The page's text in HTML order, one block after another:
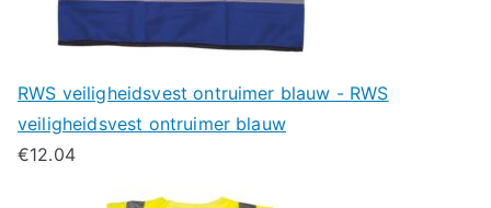
RWS veiligheidsvest ontruimer blauw - RWS
veiligheidsvest ontruimer blauw
€12.04